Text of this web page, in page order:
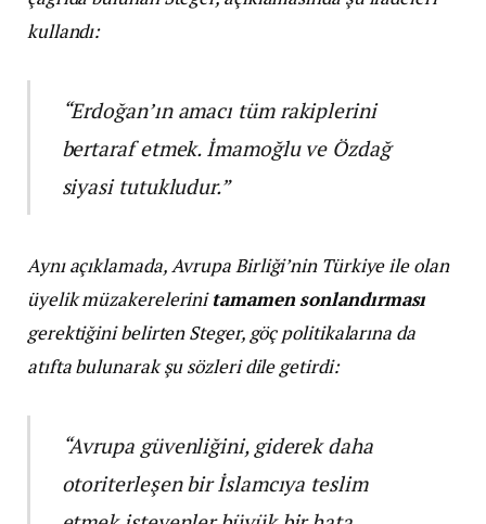
kullandı:
“Erdoğan’ın amacı tüm rakiplerini
bertaraf etmek. İmamoğlu ve Özdağ
siyasi tutukludur.”
Aynı açıklamada, Avrupa Birliği’nin Türkiye ile olan
üyelik müzakerelerinitamamen sonlandırması
gerektiğini belirten Steger, göç politikalarına da
atıfta bulunarak şu sözleri dile getirdi:
“Avrupa güvenliğini, giderek daha
otoriterleşen bir İslamcıya teslim